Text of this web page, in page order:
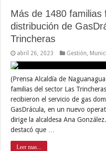
Más de 1480 familias
distribución de
Trincheras
abril 26, 2023 Gestión
(Prensa Alcaldía de
familias del sector Las
recibieron el servicio de gas
GasDrácula, en un nuevo
dirige la alcaldesa Ana
destacó que …
Leer mas...